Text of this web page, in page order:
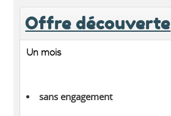
Offre découverte
Un mois
sans engagement